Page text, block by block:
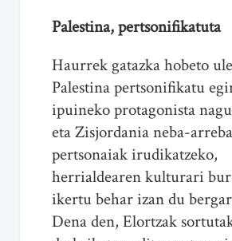
Palestina, pertsonifikatuta
Haurrek gatazka hobeto
Palestina pertsonifikatu
ipuineko protagonista
eta Zisjordania neba-
pertsonaiak irudikatzeko,
herrialdearen kulturari
ikertu behar izan du
Dena den, Elortzak